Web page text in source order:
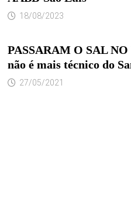
18/08/2023
PASSARAM O SAL
não é mais técnico do
27/05/2021